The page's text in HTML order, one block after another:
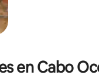
en Cabo